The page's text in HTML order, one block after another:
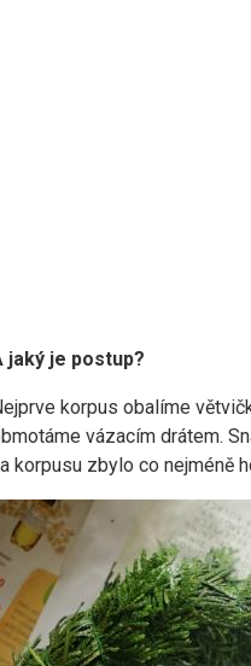
jaký je postup?
korpus obalíme
vázacím drátem.
korpusu zbylo co nejméně